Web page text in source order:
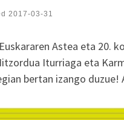
2017-03-31
Astea eta 20.
Iturriaga eta
bertan izango